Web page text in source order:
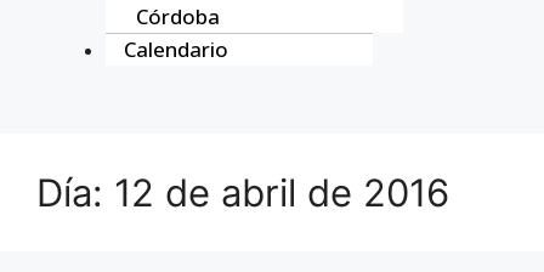
Córdoba
Calendario
Día: 12 de abril de 2016